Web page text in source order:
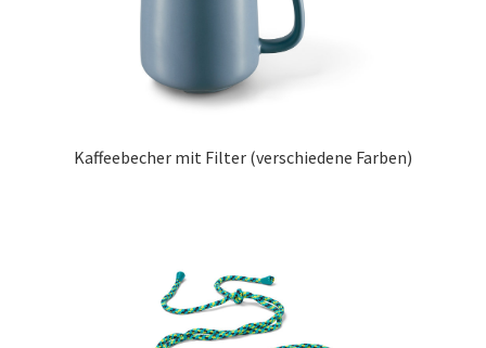
Kaffeebecher mit Filter (verschiedene Farben)